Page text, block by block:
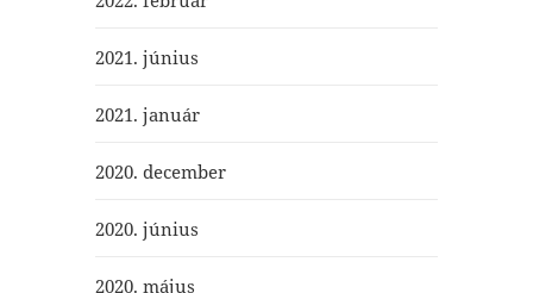
2021. június
2021. január
2020. december
2020. június
2020. május